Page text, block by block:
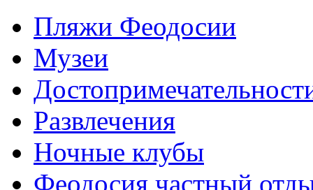
Пляжи Феодосии
Музеи
Развлечения
Ночные клубы
Феодосия частный